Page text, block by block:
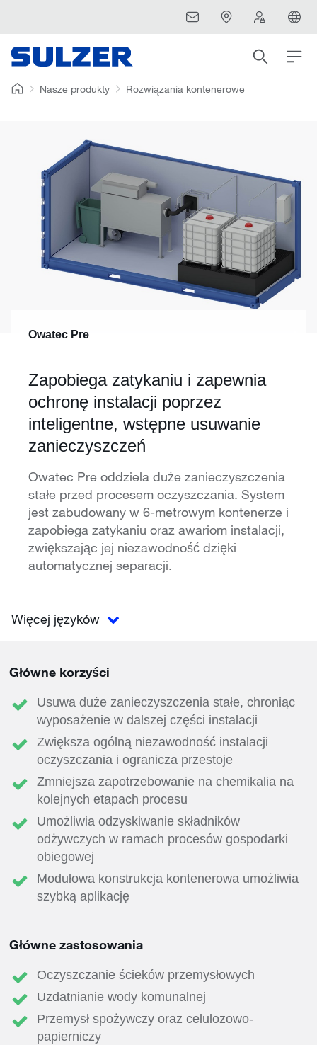
Nasze produkty Rozwiązania kontenerowe
Owatec Pre
Zapobiega zatykaniu i zapewnia
ochronę instalacji poprzez
inteligentne, wstępne usuwanie
zanieczyszczeń
Owatec Pre oddziela duże zanieczyszczenia
stałe przed procesem oczyszczania. System
jest zabudowany w 6-metrowym kontenerze i
zapobiega zatykaniu oraz awariom instalacji,
zwiększając jej niezawodność dzięki
automatycznej separacji.
Więcej języków
Główne korzyści
Usuwa duże zanieczyszczenia stałe, chroniąc
wyposażenie w dalszej części instalacji
Zwiększa ogólną niezawodność instalacji
oczyszczania i ogranicza przestoje
Zmniejsza zapotrzebowanie na chemikalia na
kolejnych etapach procesu
Umożliwia odzyskiwanie składników
odżywczych w ramach procesów gospodarki
obiegowej
Modułowa konstrukcja kontenerowa umożliwia
szybką aplikację
Główne zastosowania
Oczyszczanie ścieków przemysłowych
Uzdatnianie wody komunalnej
Przemysł spożywczy oraz celulozowo-
papierniczy